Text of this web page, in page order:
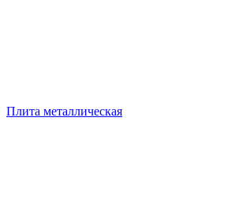
Плита металлическая